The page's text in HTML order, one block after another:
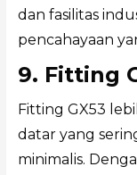
dan fasilitas
pencahayaan
9. Fitting
Fitting GX53
datar yang
minimalis.